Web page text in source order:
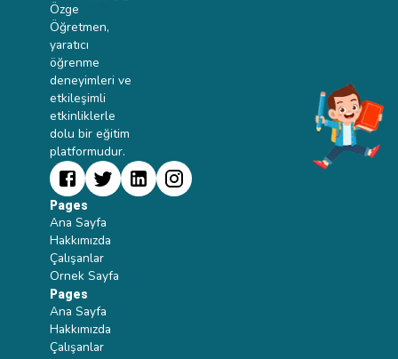
Özge
Öğretmen,
yaratıcı
öğrenme
deneyimleri ve
etkileşimli
etkinliklerle
dolu bir eğitim
platformudur.
Pages
Ana Sayfa
Hakkımızda
Çalışanlar
Ornek Sayfa
Pages
Ana Sayfa
Hakkımızda
Çalışanlar